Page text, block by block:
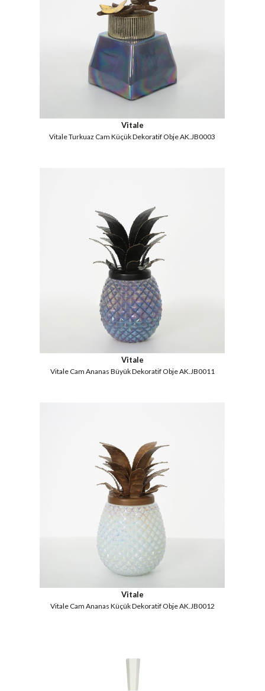
Vitale
Vitale Turkuaz Cam Küçük Dekoratif Obje AK.JB0003
Vitale
Vitale Cam Ananas Büyük Dekoratif Obje AK.JB0011
Vitale
Vitale Cam Ananas Küçük Dekoratif Obje AK.JB0012